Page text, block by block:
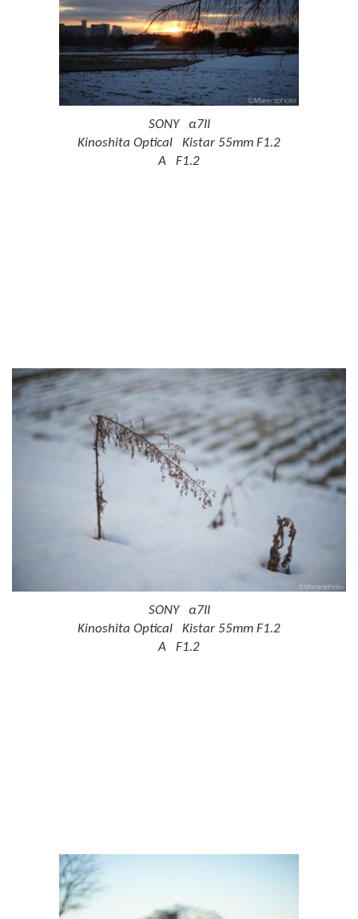
SONY α7II
Kinoshita Optical Kistar 55mm F1.2
A F1.2
SONY α7II
Kinoshita Optical Kistar 55mm F1.2
A F1.2